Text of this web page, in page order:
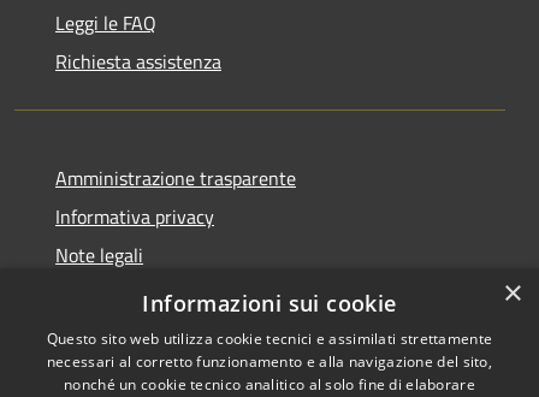
Leggi le FAQ
Richiesta assistenza
Amministrazione trasparente
Informativa privacy
Note legali
Dichiarazione di accessibilità
×
Informazioni sui cookie
Questo sito web utilizza cookie tecnici e assimilati strettamente
necessari al corretto funzionamento e alla navigazione del sito,
nonché un cookie tecnico analitico al solo fine di elaborare